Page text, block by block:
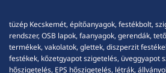
tüzép Kecskemét, építőanyagok, festékbolt,
rendszer, OSB lapok, faanyagok, gerendák,
termékek, vakolatok, glettek, diszperzit
festékek, kőzetgyapot szigetelés, üveggyapot
hőszigetelés, EPS hőszigetelés, létrák,